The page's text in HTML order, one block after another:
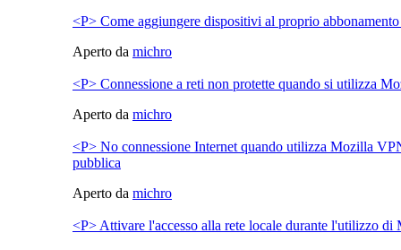
<P> Come aggiungere dispositivi al proprio
Aperto da michro
<P> Connessione a reti non protette quando si utilizza
Aperto da michro
<P> No connessione Internet quando utilizza Mozilla
pubblica
Aperto da michro
<P> Attivare l'accesso alla rete locale durante l'utilizzo